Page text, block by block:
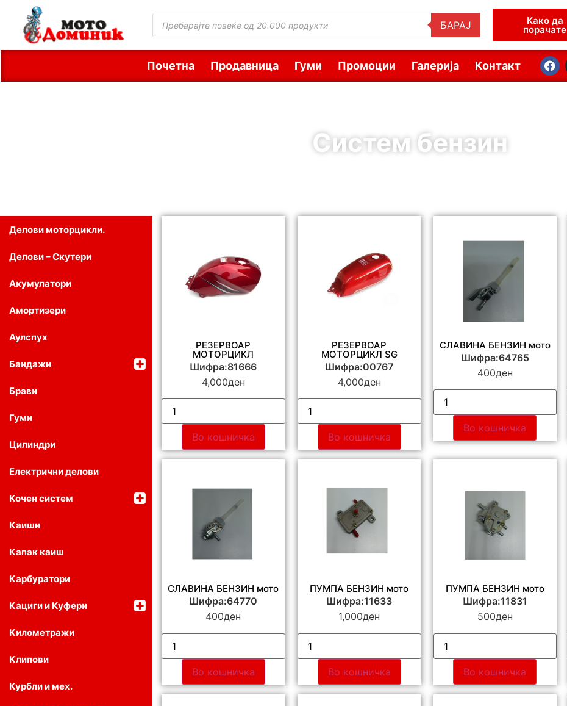
БАРАЈ Како да
порачате
Почетна Продавница Гуми Промоции Галерија Контакт
Систем бензин
Делови моторцикли.
Делови – Скутери
Акумулатори
Амортизери
Аулспух
Бандажи
Брави
Гуми
Цилиндри
Електрични делови
Кочен систем
Каиши
Капак каиш
Карбуратори
Кациги и Куфери
Километражи
Клипови
Курбли и мех.
РЕЗЕРВОАР
МОТОРЦИКЛ
Шифра:81666
4,000ден
Во кошничка
РЕЗЕРВОАР
МОТОРЦИКЛ SG
Шифра:00767
4,000ден
Во кошничка
СЛАВИНА БЕНЗИН мото
Шифра:64765
400ден
Во кошничка
СЛАВИНА БЕНЗИН мото
Шифра:64770
400ден
Во кошничка
ПУМПА БЕНЗИН мото
Шифра:11633
1,000ден
Во кошничка
ПУМПА БЕНЗИН мото
Шифра:11831
500ден
Во кошничка